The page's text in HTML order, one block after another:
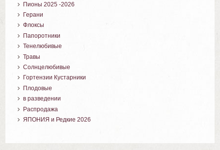
Пионы 2025 -2026
Герани
Флоксы
Папоротники
Тенелюбивые
Травы
Солнцелюбивые
Гортензии Кустарники
Плодовые
в разведении
Распродажа
ЯПОНИЯ и Редкие 2026